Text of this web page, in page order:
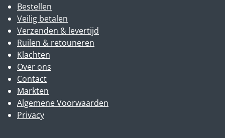
Bestellen
Veilig betalen
Verzenden & levertijd
Ruilen & retouneren
Klachten
Over ons
Contact
Markten
Algemene Voorwaarden
Privacy